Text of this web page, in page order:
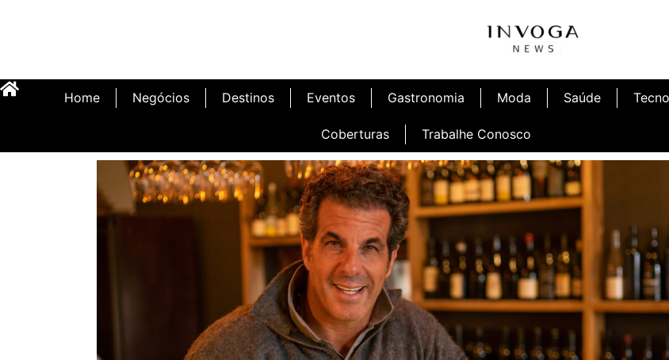
Home Negócios Destinos Eventos Gastronomia Moda Saúde
Coberturas Trabalhe Conosco
Inauguração Illa Café Inauguração Ninetto